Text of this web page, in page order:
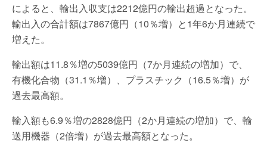
によると、輸出入収支は2212億円の輸出超過となった。
輸出入の合計額は7867億円（10％増）と1年6か月連続で
増えた。
輸出額は11.8％増の5039億円（7か月連続の増加）で、
有機化合物（31.1％増）、プラスチック（16.5％増）が
過去最高額。
輸入額も6.9％増の2828億円（2か月連続の増加）で、輸
送用機器（2倍増）が過去最高額となった。